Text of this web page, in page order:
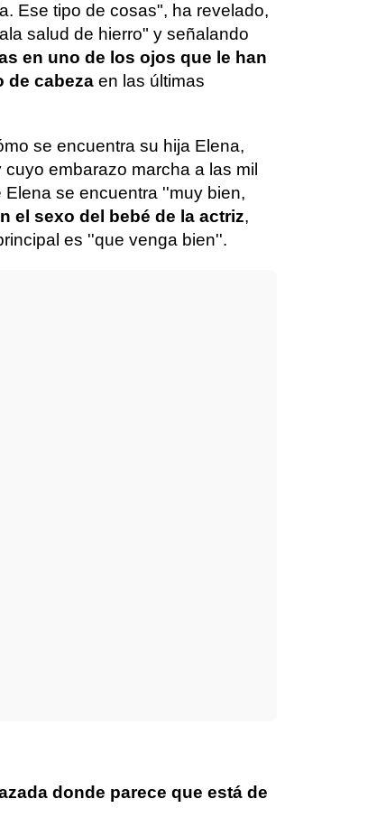
Ese tipo de cosas", ha revelado,
salud de hierro" y señalando
en uno de los ojos que le han
de cabeza en las últimas
se encuentra su hija Elena,
embarazo marcha a las mil
se encuentra ''muy bien,
el sexo del bebé de la actriz,
es ''que venga bien''.
donde parece que está de